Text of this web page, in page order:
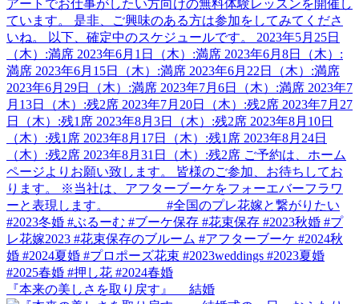
『本来の美しさを取り戻す』 結婚